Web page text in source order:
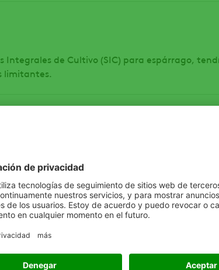
Integrales de Cultivo (SIC) para espárrago,
limitantes.
ayuda a la sostenibilidad del
que la agricultura moderna enfrenta el
nuestro planeta y las...
HÍBRIDO EN EL PERÚ:
AGRICULTURA
maíz híbrido en el Perú